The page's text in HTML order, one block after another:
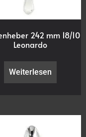
242 mm 18/10
Leonardo
Weiterlesen